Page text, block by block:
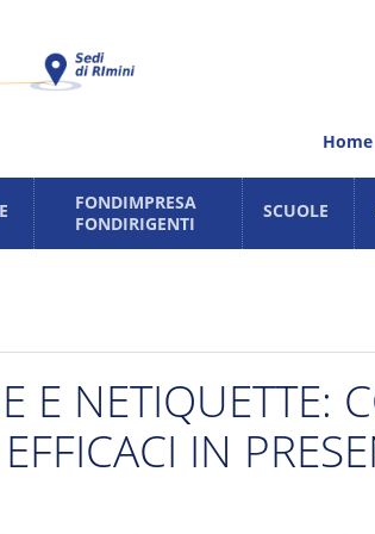
Home
FONDIMPRESA
FONDIRIGENTI
SCUOLE
Erasmus
E NETIQUETTE:
IN